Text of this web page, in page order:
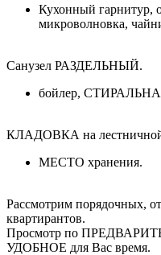
Кухонный гарнитур,
микроволновка,
Санузел РАЗДЕЛЬНЫЙ.
бойлер,
КЛАДОВКА на
МЕСТО хранения.
Рассмотрим порядочных,
квартирантов.
Просмотр по
УДОБНОЕ для Вас время.